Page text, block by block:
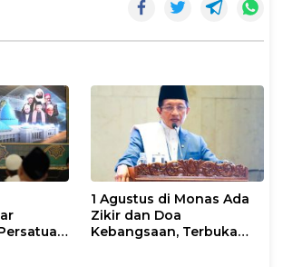
1 Agustus di Monas Ada
Zikir dan Doa
Kebangsaan, Terbuka